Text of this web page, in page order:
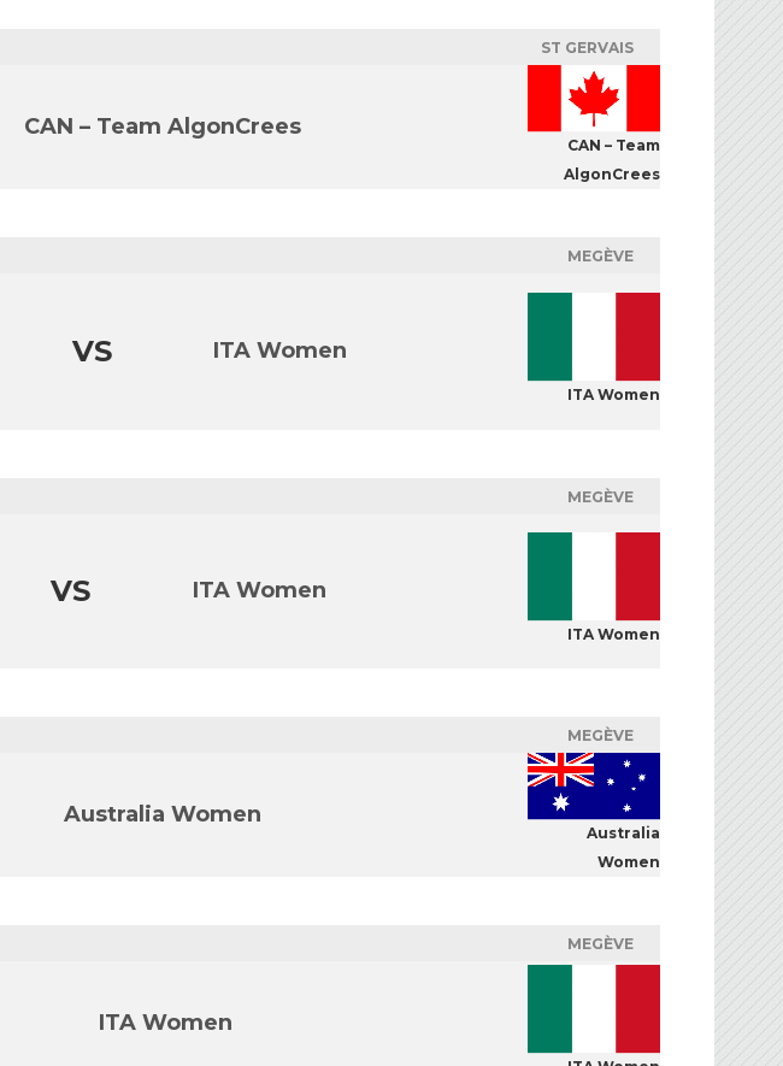
ST GERVAIS
CAN – Team AlgonCrees
CAN – Team
AlgonCrees
MEGÈVE
VS ITA Women
ITA Women
MEGÈVE
VS ITA Women
ITA Women
MEGÈVE
Australia Women
Australia
Women
MEGÈVE
ITA Women